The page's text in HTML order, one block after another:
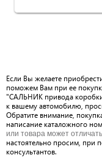
Если Вы желаете
поможем Вам при ее
"САЛЬНИК привода
к вашему автомобилю,
Обратите внимание,
написание каталожного
или товара может
настоятельно просим, при
консультантов.